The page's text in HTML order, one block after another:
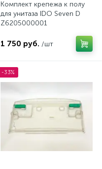
Комплект крепежа к полу
для унитаза IDO Seven D
Z6205000001
1 750 руб. /шт
-33%